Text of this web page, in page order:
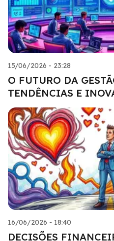
15/06/2026 - 23:28
O FUTURO DA
TENDÊNCIAS E
16/06/2026 - 18:40
DECISÕES